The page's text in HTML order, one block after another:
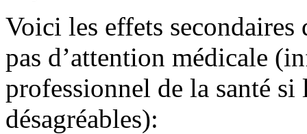
Voici les effets
pas d’attention médicale
professionnel de la santé
désagréables):